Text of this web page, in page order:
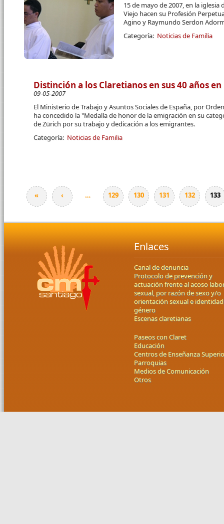
15 de mayo de 2007, en la
Viejo hacen su Profesión
Agino y Raymundo Serdon
Categoría: Noticias de Familia
Distinción a los Claretianos en sus 40 años
09-05-2007
El Ministerio de Trabajo y Asuntos Sociales de España, por
ha concedido la "Me­dalla de honor de la emi­gración en su
de Zürich por su trabajo y dedi­cación a los emigrantes.
Categoría: Noticias de Familia
Páginas
« ‹ … 129 130 131 132 133
Enlaces
Canal de denuncia
Protocolo de prevención y
actuación frente al acoso
sexual, por razón de sexo y/o
orientación sexual e
género
Escenas claretianas
Paseos con Claret
Educación
Centros de Enseñanza
Parroquias
Medios de Comunicación
Otros